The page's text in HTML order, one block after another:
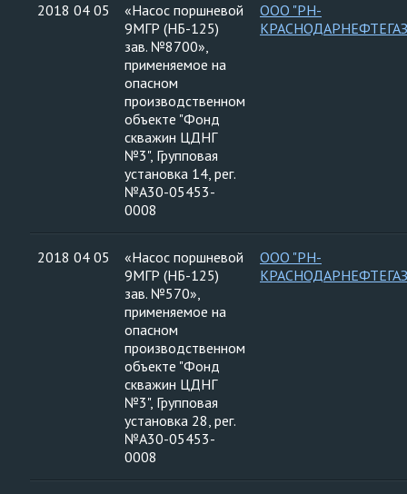
2018 04 05
«Насос поршневой
9МГР (НБ-125)
зав. №8700»,
применяемое на
опасном
производственном
объекте "Фонд
скважин ЦДНГ
№3", Групповая
установка 14, рег.
№А30-05453-
0008
ООО "РН-
2018 04 05
«Насос поршневой
9МГР (НБ-125)
зав. №570»,
применяемое на
опасном
производственном
объекте "Фонд
скважин ЦДНГ
№3", Групповая
установка 28, рег.
№А30-05453-
0008
ООО "РН-